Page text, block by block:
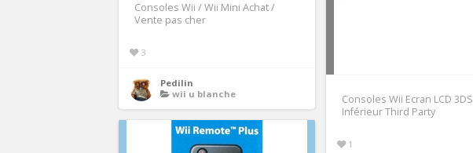
Consoles Wii / Wii Mini Achat /
Vente pas cher
3
Pedilin
wii u blanche
Consoles Wii Ecran LCD 3DS
Inférieur Third Party
1